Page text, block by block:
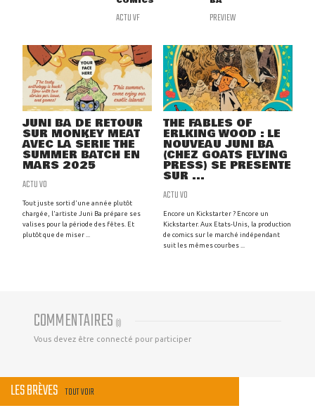
ACTU VF PREVIEW
JUNI BA DE RETOUR
SUR MONKEY MEAT
AVEC LA SÉRIE THE
SUMMER BATCH EN
MARS 2025
ACTU VO
Tout juste sorti d'une année plutôt
chargée, l'artiste Juni Ba prépare ses
valises pour la période des fêtes. Et
plutôt que de miser ...
THE FABLES OF
ERLKING WOOD : LE
NOUVEAU JUNI BA
(CHEZ GOATS FLYING
PRESS) SE PRÉSENTE
SUR ...
ACTU VO
Encore un Kickstarter ? Encore un
Kickstarter. Aux Etats-Unis, la production
de comics sur le marché indépendant
suit les mêmes courbes ...
COMMENTAIRES (0)
Vous devez être connecté pour participer
LES BRÈVES TOUT VOIR